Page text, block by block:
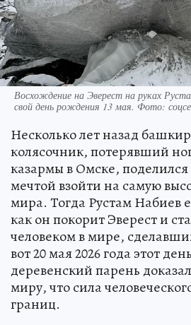
Восхождение на Эверест на руках
свой день рождения 13 мая. Фото:
Несколько лет назад
колясочник, потерявший
казармы в Омске,
мечтой взойти на самую
мира. Тогда Рустам Набиев
как он покорит Эверест и
человеком в мире,
вот 20 мая 2026 года этот
деревенский парень
миру, что сила
границ.